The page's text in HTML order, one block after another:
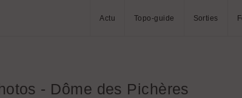
Actu Topo-guide Sorties
- Dôme des Pichères